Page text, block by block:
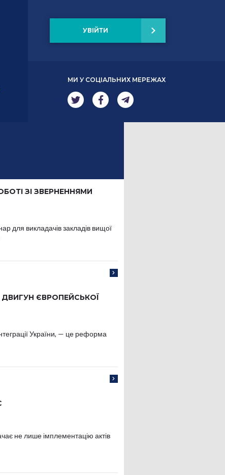
УВІЙТИ
МИ У СОЦІАЛЬНИХ МЕРЕЖАХ
ЗІ ЗВЕРНЕННЯМИ
для викладачів закладів вищої
ДВИГУН ЄВРОПЕЙСЬКОЇ
України, — це реформа
не лише імплементацію актів